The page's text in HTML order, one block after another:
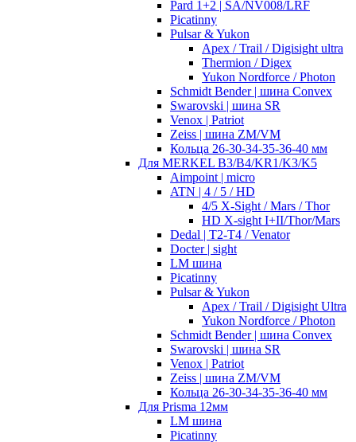
Pard 1+2 | SA/NV008/LRF
Picatinny
Pulsar & Yukon
Apex / Trail / Digisight ultra
Thermion / Digex
Yukon Nordforce / Photon
Schmidt Bender | шина Convex
Swarovski | шина SR
Venox | Patriot
Zeiss | шина ZM/VM
Кольца 26-30-34-35-36-40 мм
Для MERKEL B3/B4/KR1/K3/K5
Aimpoint | micro
ATN | 4 / 5 / HD
4/5 X-Sight / Mars / Thor
HD X-sight I+II/Thor/Mars
Dedal | T2-T4 / Venator
Docter | sight
LM шина
Picatinny
Pulsar & Yukon
Apex / Trail / Digisight Ultra
Yukon Nordforce / Photon
Schmidt Bender | шина Convex
Swarovski | шина SR
Venox | Patriot
Zeiss | шина ZM/VM
Кольца 26-30-34-35-36-40 мм
Для Prisma 12мм
LM шина
Picatinny